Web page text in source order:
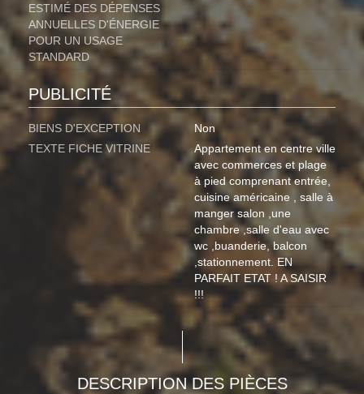
ESTIMÉ DES DÉPENSES
ANNUELLES D'ÉNERGIE
POUR UN USAGE
STANDARD
PUBLICITÉ
BIENS D'EXCEPTION
Non
TEXTE FICHE VITRINE
Appartement en centre ville
avec commerces et plage
à pied comprenant entrée,
cuisine américaine , salle à
manger salon ,une
chambre ,salle d'eau avec
wc ,buanderie, balcon
,stationnement. EN
PARFAIT ETAT ! A SAISIR
!!!
DESCRIPTION DES PIÈCES